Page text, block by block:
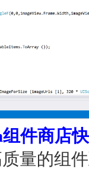
件商店
量的组